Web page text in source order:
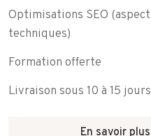
Optimisations SEO
techniques)
Formation offerte
Livraison sous 10 à 15 jours
En savoir plus